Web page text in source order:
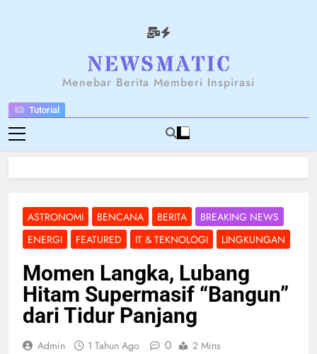
Tutorial
NEWSANTARA
Menebar Berita Memberi Inspirasi
ASTRONOMI BENCANA BERITA
BREAKING NEWS
ENERGI
FEATURED IT & TEKNOLOGI LINGKUNGAN
Momen Langka, Lubang
Hitam Supermasif “Bangun”
dari Tidur Panjang
Admin 1 Tahun Ago 0 2 Mins